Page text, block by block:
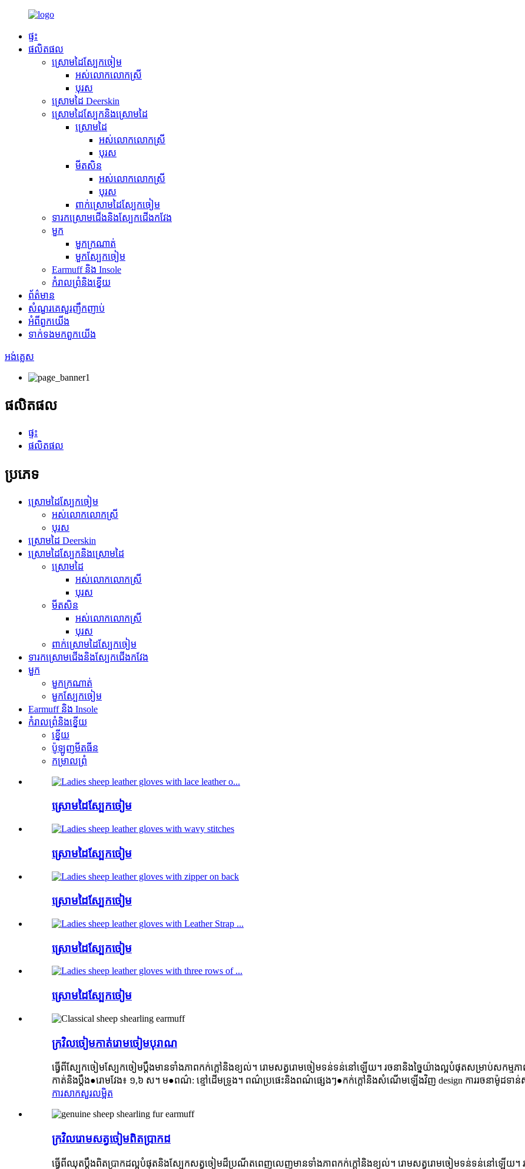
ផ្ទះ
ផលិតផល
ស្រោមដៃស្បែកចៀម
អស់លោកលោកស្រី
បុរស
ស្រោមដៃ Deerskin
ស្រោមដៃស្បែកនិងស្រោមដៃ
ស្រោមដៃ
អស់លោកលោកស្រី
បុរស
មីតសិន
អស់លោកលោកស្រី
បុរស
ពាក់ស្រោមដៃស្បែកចៀម
ទារកស្រោមជើងនិងស្បែកជើងកវែង
មួក
មួកក្រណាត់
មួកស្បែកចៀម
Earmuff និង Insole
កំរាលព្រំនិងខ្នើយ
ព័ត៌មាន
សំណួរគេសួរញឹកញាប់
អំពី​ពួក​យើង
ទាក់ទង​មក​ពួក​យើង
អង់គ្លេស
ផលិតផល
ផ្ទះ
ផលិតផល
ប្រភេទ
ស្រោមដៃស្បែកចៀម
អស់លោកលោកស្រី
បុរស
ស្រោមដៃ Deerskin
ស្រោមដៃស្បែកនិងស្រោមដៃ
ស្រោមដៃ
អស់លោកលោកស្រី
បុរស
មីតសិន
អស់លោកលោកស្រី
បុរស
ពាក់ស្រោមដៃស្បែកចៀម
ទារកស្រោមជើងនិងស្បែកជើងកវែង
មួក
មួកក្រណាត់
មួកស្បែកចៀម
Earmuff និង Insole
កំរាលព្រំនិងខ្នើយ
ខ្នើយ
ប៉ូឡូញមីតធីន
កម្រាលព្រំ
ស្រោមដៃស្បែកចៀម
ស្រោមដៃស្បែកចៀម
ស្រោមដៃស្បែកចៀម
ស្រោមដៃស្បែកចៀម
ស្រោមដៃស្បែកចៀម
ក្រវិលចៀមកាត់រោមចៀមបុរាណ
ធ្វើពីស្បែកចៀមស្បែកចៀមប្តឹងមានទាំងភាពកក់ក្តៅនិងខ្យល់។ រោមសត្វរោមចៀមទន់ទន់នៅឡើយ។ រចនានិងច្នៃយ៉ាងល្អបំផុតសម្រាប់សកម្មភាព
កាត់និងប្តឹង●រោមវែង៖ ១,៦ ស។ ម●ពណ៌: ខ្មៅដើមទ្រូង។ ពណ៌ប្រផេះនិងពណ៌ផ្សេងៗ●កក់ក្តៅនិងសំណើមឡើងវិញ design ការរចនាម៉ូដទ
ការសាកសួរលម្អិត
ក្រវិលរោមសត្វចៀមពិតប្រាកដ
ធ្វើពីឈុតប្តឹងពិតប្រាកដល្អបំផុតនិងស្បែកសត្វចៀមដ៏ប្រណីតពេញលេញមានទាំងភាពកក់ក្តៅនិងខ្យល់។ រោមសត្វរោមចៀមទន់ទន់នៅឡើយ។ រ